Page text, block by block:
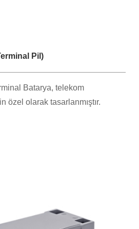
Pil)
Batarya, telekom
özel olarak tasarlanmıştır.